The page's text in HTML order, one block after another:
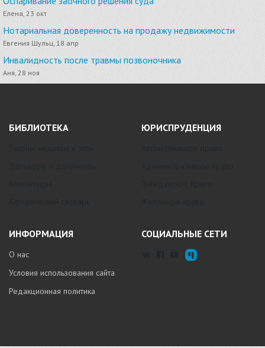
Елена, 23 окт
Нотариальная доверенность на продажу недвижимости
Евгения Шульц, 18 апр
Инвалидность после травмы позвоночника
Аня, 28 ноя
БИБЛИОТЕКА ЮРИСПРУДЕНЦИЯ
ИНФОРМАЦИЯ
О нас
Условия использования сайта
Редакционная политика
СОЦИАЛЬНЫЕ СЕТИ